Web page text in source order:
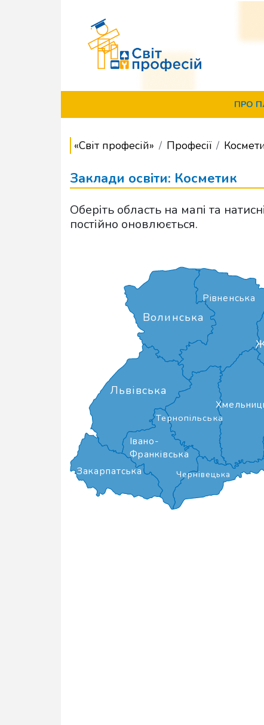
ПРО
«Світ професій» Професії
Заклади освіти: Косметик
Оберіть область на мапі та
постійно оновлюється.
Волинська
Закарпатська
Івано-
Франківська
Львівська
Рівненська
Тернопільська
Чернівецька